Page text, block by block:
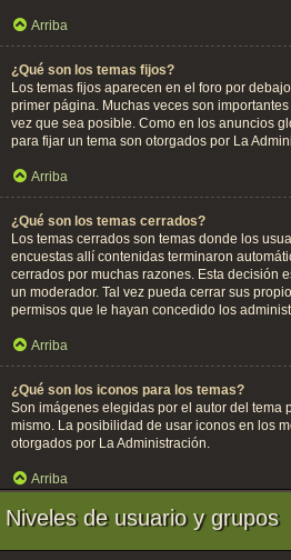
Arriba
¿Qué son los temas fijos?
Los temas fijos aparecen en el foro por
primer página. Muchas veces son
vez que sea posible. Como en los anuncios
para fijar un tema son otorgados por La
Arriba
¿Qué son los temas cerrados?
Los temas cerrados son temas donde los
encuestas allí contenidas terminaron
cerrados por muchas razones. Esta decisión
un moderador. Tal vez pueda cerrar sus
permisos que le hayan concedido los
Arriba
¿Qué son los iconos para los temas?
Son imágenes elegidas por el autor del tema
mismo. La posibilidad de usar iconos en los
otorgados por La Administración.
Arriba
Niveles de usuario y grupos